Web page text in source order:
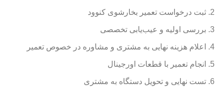
ثبت درخواست تعمیر بخارشوی کنوود
بررسی اولیه و عیب‌یابی تخصصی
اعلام هزینه نهایی به مشتری و مشاوره در خصوص تعمیر
انجام تعمیر با قطعات اورجینال
تست نهایی و تحویل دستگاه به مشتری